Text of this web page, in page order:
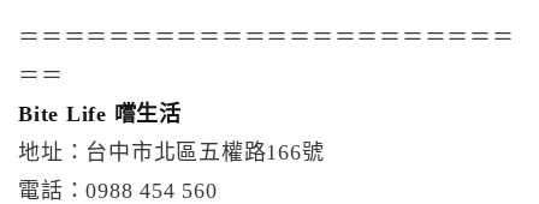
＝＝＝＝＝＝＝＝＝＝＝＝＝＝＝＝＝＝＝＝＝＝
＝＝
Bite Life 嚐生活
地址：台中市北區五權路166號
電話：0988 454 560